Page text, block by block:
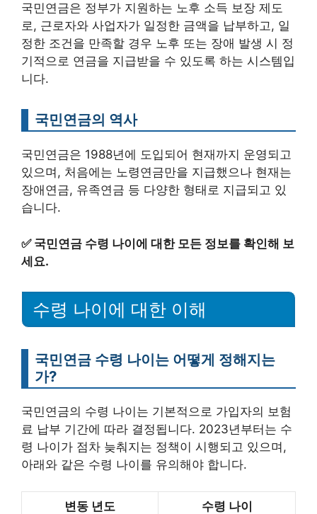
국민연금은 정부가 지원하는 노후 소득 보장 제도
로, 근로자와 사업자가 일정한 금액을 납부하고, 일
정한 조건을 만족할 경우 노후 또는 장애 발생 시 정
기적으로 연금을 지급받을 수 있도록 하는 시스템입
니다.
국민연금의 역사
국민연금은 1988년에 도입되어 현재까지 운영되고
있으며, 처음에는 노령연금만을 지급했으나 현재는
장애연금, 유족연금 등 다양한 형태로 지급되고 있
습니다.
✅ 국민연금 수령 나이에 대한 모든 정보를 확인해 보
세요.
수령 나이에 대한 이해
국민연금 수령 나이는 어떻게 정해지는
가?
국민연금의 수령 나이는 기본적으로 가입자의 보험
료 납부 기간에 따라 결정됩니다. 2023년부터는 수
령 나이가 점차 늦춰지는 정책이 시행되고 있으며,
아래와 같은 수령 나이를 유의해야 합니다.
변동 년도 수령 나이